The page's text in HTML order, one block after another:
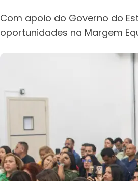
Com apoio do Governo do
oportunidades na Margem